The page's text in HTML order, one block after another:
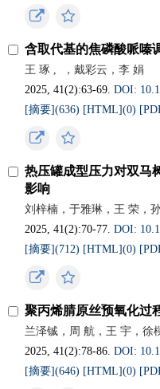
含取代基的焦磷酸哌嗪
王 琢 ,
，戴彩云，李 娟
2025, 41(2):63-69.DOI:
[摘要](636) [HTML](0)
热压罐成型压力对双马
影响
刘梓楠，于雅琳，王 荣，
2025, 41(2):70-77.DOI:
[摘要](712) [HTML](0)
聚丙烯腈原丝预氧化过
兰泽铖，周 航，王 宇，徐
2025, 41(2):78-86.DOI:
[摘要](646) [HTML](0)